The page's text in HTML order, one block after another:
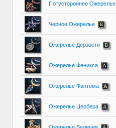
Потустороннее Ожерелье
Черное Ожерелье
Ожерелье Дерзости
Ожерелье Феникса
Ожерелье Фантома
Ожерелье Цербера